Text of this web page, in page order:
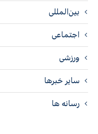
بین‌المللی
اجتماعی
ورزشی
سایر خبرها
رسانه ها